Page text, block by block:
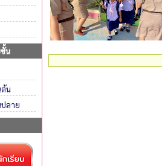
น
ต้น
ลาย